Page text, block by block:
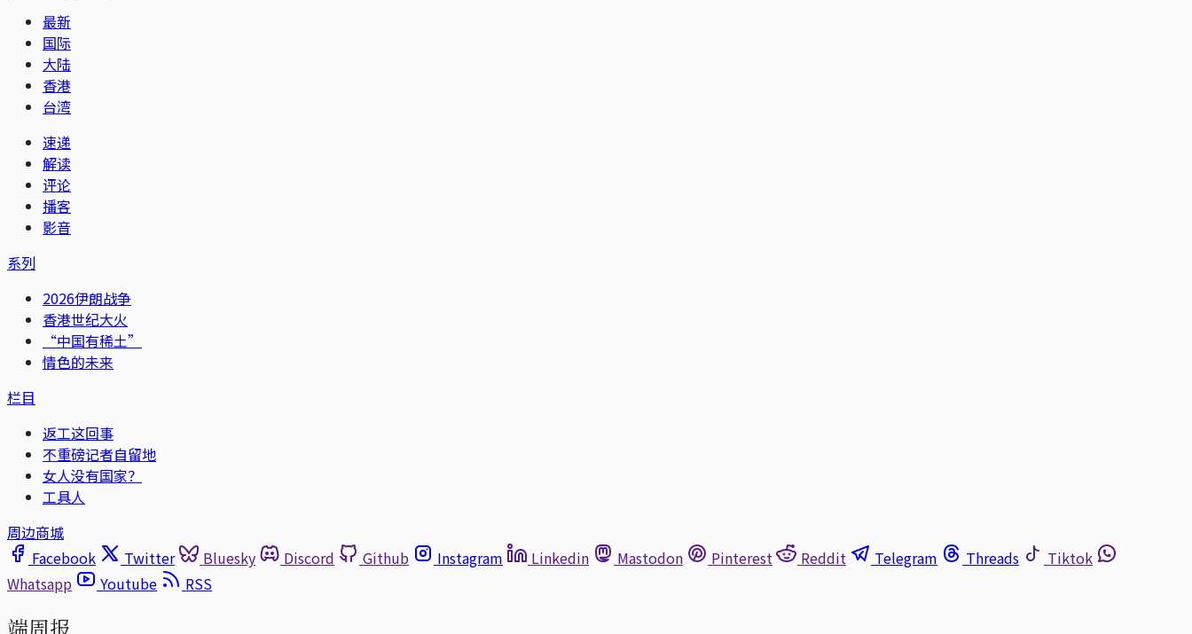
最新
国际
大陆
香港
台湾
速递
解读
评论
播客
影音
系列
2026伊朗战争
香港世纪大火
“中国有稀土”
情色的未来
栏目
返工这回事
不重磅记者自留地
女人没有国家？
工具人
周边商城
Facebook
Twitter Bluesky Discord Github Instagram Linkedin Mastodon Pinterest Reddit Telegram Threads
Tiktok
Whatsapp
Youtube RSS
端周报